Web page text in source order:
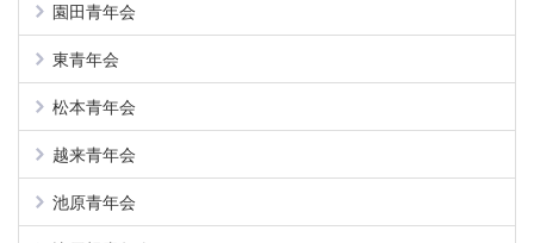
園田青年会
東青年会
松本青年会
越来青年会
池原青年会